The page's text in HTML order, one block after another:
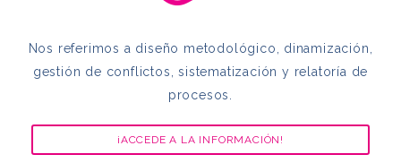
Nos referimos a diseño metodológico, dinamización,
gestión de conflictos, sistematización y relatoría de
procesos.
¡ACCEDE A LA INFORMACIÓN!